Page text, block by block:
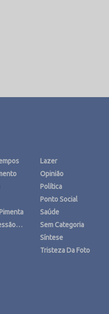
Lazer
Opinião
Política
Ponto Social
Saúde
Sem Categoria
Síntese
Tristeza Da Foto